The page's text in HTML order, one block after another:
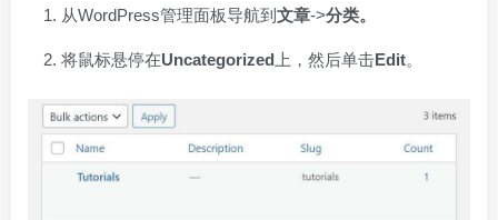
从WordPress管理面板导航到 文章->分类。
将鼠标悬停在Uncategorized 上，然后单击Edit。